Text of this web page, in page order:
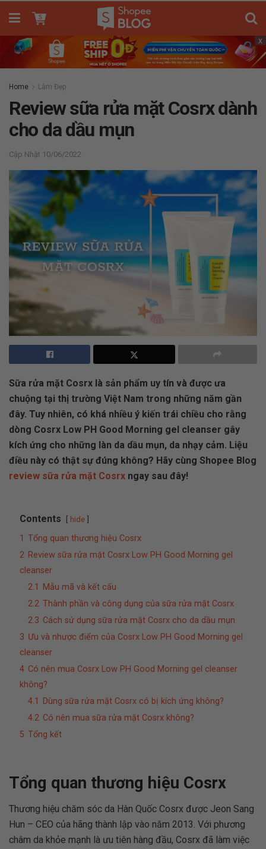
x
Home Làm Đẹp
Review sữa rửa mặt Cosrx dành
cho da dầu mụn
10/06/2022
Sữa rửa mặt Cosrx là sản phẩm uy tín và được ưa
chuộng tại thị trường Việt Nam trong những năm gần
đây. Tuy nhiên, có khá nhiều ý kiến trái chiều cho rằng
dòng Cosrx Low PH Good Morning gel cleanser gây
kích ứng cho những làn da dầu mụn, da nhạy cảm. Liệu
điều này có thật sự đúng không? Hãy cùng Shopee Blog
review sữa rửa mặt Cosrx ngay sau đây!
Contents hide
1 Tổng quan thương hiệu Cosrx
2 Review sữa rửa mặt Cosrx Low PH Good Morning gel
cleanser
2.1
Mẫu mã và kết cấu
2.2 Thành phần và công dụng của sữa rửa mặt Cosrx
2.3 Cách sử dụng sữa rửa mặt Cosrx cho da dầu mụn
3 Ưu và nhược điểm của Cosrx Low PH Good Morning gel
cleanser
4 Có nên mua Cosrx Low PH Good Morning gel cleanser
không?
4.1
Dùng sữa rửa mặt Cosrx có bị kích ứng không?
4.2 Có nên mua sữa rửa mặt Cosrx không?
5 Tổng kết
Tổng quan thương hiệu Cosrx
Thương hiệu chăm sóc da Hàn Quốc Cosrx được Jeon Sang
Hun – CEO của hãng thành lập vào năm 2013. Với phương
châm da khỏe mạnh là ưu tiên hàng đầu, Cosrx đã làm việc